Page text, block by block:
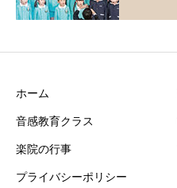
ホーム
音感教育クラス
楽院の行事
プライバシーポリシー